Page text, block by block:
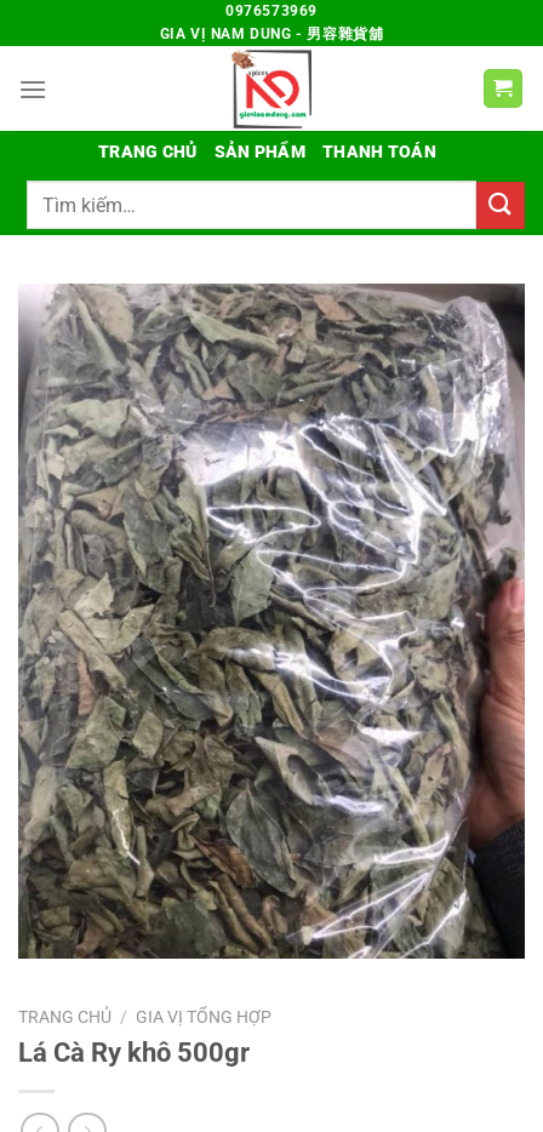
đến
dung
0976573969
GIA VỊ NAM DUNG - 男容雜貨舖
TRANG CHỦ SẢN PHẨM
THANH TOÁN
Tìm
TRANG CHỦ / GIA VỊ TỔNG HỢP
Lá Cà Ry khô 500gr